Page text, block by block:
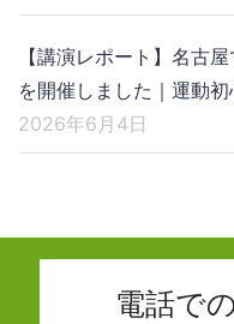
【講演レポート】名古
を開催しました｜運動
2026年6月4日
電話で